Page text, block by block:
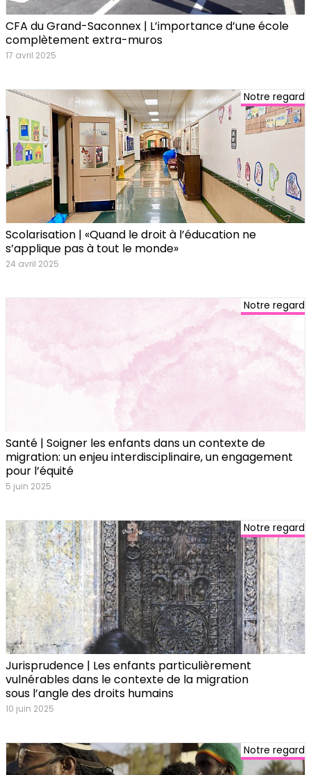
CFA du Grand-Saconnex | L’importance d’une école
complètement extra-muros
17 avril 2025
Notre regard
Scolarisation | «Quand le droit à l’éducation ne
s’applique pas à tout le monde»
24 avril 2025
Notre regard
Santé | Soigner les enfants dans un contexte de
migration: un enjeu interdisciplinaire, un engagement
pour l’équité
5 juin 2025
Notre regard
Jurisprudence | Les enfants particulièrement
vulnérables dans le contexte de la migration
sous l’angle des droits humains
10 juin 2025
Notre regard